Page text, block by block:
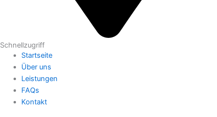
Schnellzugriff
Startseite
Über uns
Leistungen
FAQs
Kontakt